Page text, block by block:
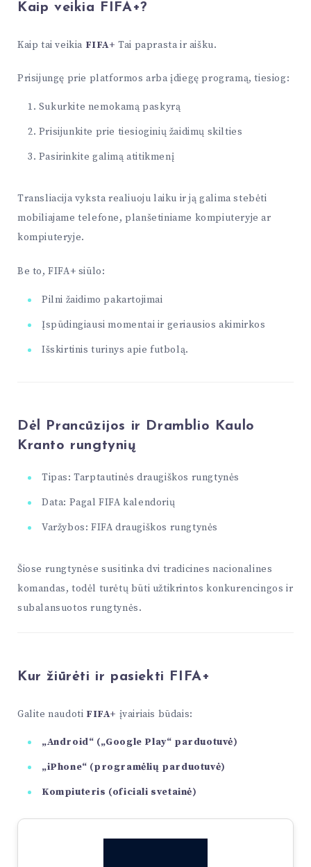
Kaip veikia FIFA+?
Kaip tai veikia FIFA+ Tai paprasta ir aišku.
Prisijungę prie platformos arba įdiegę programą, tiesiog:
Sukurkite nemokamą paskyrą
Prisijunkite prie tiesioginių žaidimų skilties
Pasirinkite galimą atitikmenį
Transliacija vyksta realiuoju laiku ir ją galima stebėti
mobiliajame telefone, planšetiniame kompiuteryje ar
kompiuteryje.
Be to, FIFA+ siūlo:
Pilni žaidimo pakartojimai
Įspūdingiausi momentai ir geriausios akimirkos
Išskirtinis turinys apie futbolą.
Dėl Prancūzijos ir Dramblio Kaulo
Kranto rungtynių
Tipas: Tarptautinės draugiškos rungtynės
Data: Pagal FIFA kalendorių
Varžybos: FIFA draugiškos rungtynės
Šiose rungtynėse susitinka dvi tradicines nacionalines
komandas, todėl turėtų būti užtikrintos konkurencingos ir
subalansuotos rungtynės.
Kur žiūrėti ir pasiekti FIFA+
Galite naudoti FIFA+ įvairiais būdais:
„Android“ („Google Play“ parduotuvė)
„iPhone“ (programėlių parduotuvė)
Kompiuteris (oficiali svetainė)